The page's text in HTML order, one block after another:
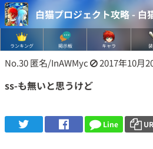
白猫プロジェクト攻略 - 白
ランキング 掲示板 キャラ
No.30匿名/InAWMyc 2017年10月
ss-も無いと思うけど
Line